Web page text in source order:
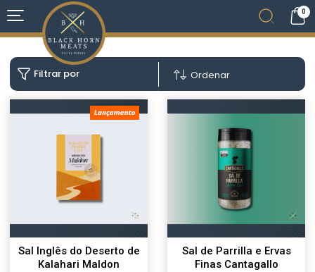
0
Filtrar por Ordenar
Sal Inglês do Deserto de
Kalahari Maldon
Sal de Parrilla e Ervas
Finas Cantagallo